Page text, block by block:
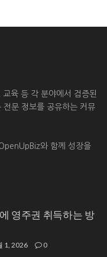
육 등 각 분야에서 검증된
전문 정보를 공유하는 커뮤
와 함께 성장을
영주권 취득하는 방
1, 2026 0